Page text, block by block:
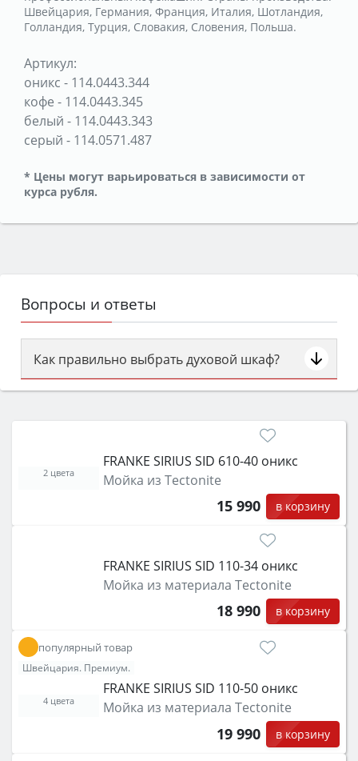
Швейцария, Германия, Франция, Италия, Шотландия,
Голландия, Турция, Словакия, Словения, Польша.
Артикул:
оникс - 114.0443.344
кофе - 114.0443.345
белый - 114.0443.343
серый - 114.0571.487
* Цены могут варьироваться в зависимости от
курса рубля.
Вопросы и ответы
Как правильно выбрать духовой шкаф?
Сначала определитесь с типом (газовый или
затем смотрите на объём 50–70 л для семьи,
функции (конвекция, гриль, самоочистка,
защита от детей).
FRANKE SIRIUS SID 610-40 оникс
Мойка из Tectonite
15 990 в корзину
2 цвета
FRANKE SIRIUS SID 110-34 оникс
Мойка из материала Tectonite
18 990 в корзину
популярный товар
Швейцария. Премиум.
FRANKE SIRIUS SID 110-50 оникс
Мойка из материала Tectonite
19 990 в корзину
4 цвета